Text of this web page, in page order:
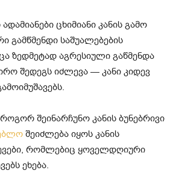
ცხიმიანი კანის გამო
გამწმენდი საშუალებების
ზედმეტად აგრესიული გაწმენდა
შედეგს იძლევა — კანი კიდევ
შეინარჩუნო კანის ბუნებრივი
შეიძლება იყოს კანის
რომლებიც ყოველდღიური
ეხება.